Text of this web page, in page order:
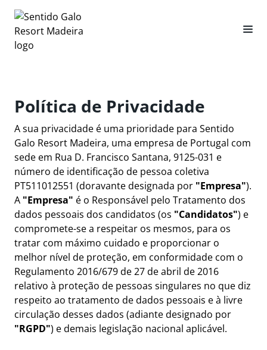
Política de Privacidade
A sua privacidade é uma prioridade para Sentido
Galo Resort Madeira, uma empresa de Portugal com
sede em Rua D. Francisco Santana, 9125-031 e
número de identificação de pessoa coletiva
PT511012551 (doravante designada por "Empresa").
A "Empresa" é o Responsável pelo Tratamento dos
dados pessoais dos candidatos (os "Candidatos") e
compromete-se a respeitar os mesmos, para os
tratar com máximo cuidado e proporcionar o
melhor nível de proteção, em conformidade com o
Regulamento 2016/679 de 27 de abril de 2016
relativo à proteção de pessoas singulares no que diz
respeito ao tratamento de dados pessoais e à livre
circulação desses dados (adiante designado por
"RGPD") e demais legislação nacional aplicável.